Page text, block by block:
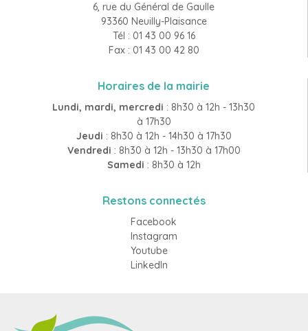
6, rue du Général de Gaulle
93360 Neuilly-Plaisance
Tél : 01 43 00 96 16
Fax : 01 43 00 42 80
Horaires de la mairie
Lundi, mardi, mercredi : 8h30 à 12h - 13h30
à 17h30
Jeudi : 8h30 à 12h - 14h30 à 17h30
Vendredi : 8h30 à 12h - 13h30 à 17h00
Samedi : 8h30 à 12h
Restons connectés
Facebook
Instagram
Youtube
LinkedIn